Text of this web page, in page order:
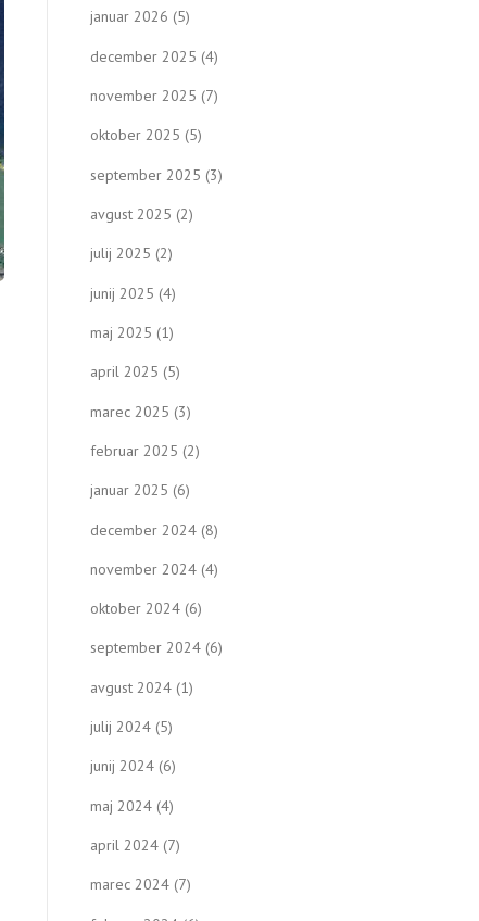
januar 2026 (5)
december 2025 (4)
november 2025 (7)
oktober 2025 (5)
september 2025 (3)
avgust 2025 (2)
julij 2025 (2)
junij 2025 (4)
maj 2025 (1)
april 2025 (5)
marec 2025 (3)
februar 2025 (2)
januar 2025 (6)
december 2024 (8)
november 2024 (4)
oktober 2024 (6)
september 2024 (6)
avgust 2024 (1)
julij 2024 (5)
junij 2024 (6)
maj 2024 (4)
april 2024 (7)
marec 2024 (7)